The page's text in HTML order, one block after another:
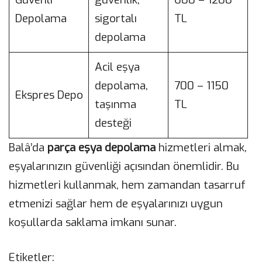
Depolama
sigortalı
depolama
TL
Ekspres Depo
Acil eşya
depolama,
taşınma
desteği
700 – 1150
TL
Balâ’da parça eşya depolama hizmetleri almak,
eşyalarınızın güvenliği açısından önemlidir. Bu
hizmetleri kullanmak, hem zamandan tasarruf
etmenizi sağlar hem de eşyalarınızı uygun
koşullarda saklama imkanı sunar.
Etiketler: